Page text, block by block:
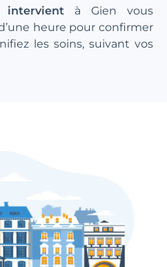
à Gien vous
heure pour confirmer
les soins, suivant vos